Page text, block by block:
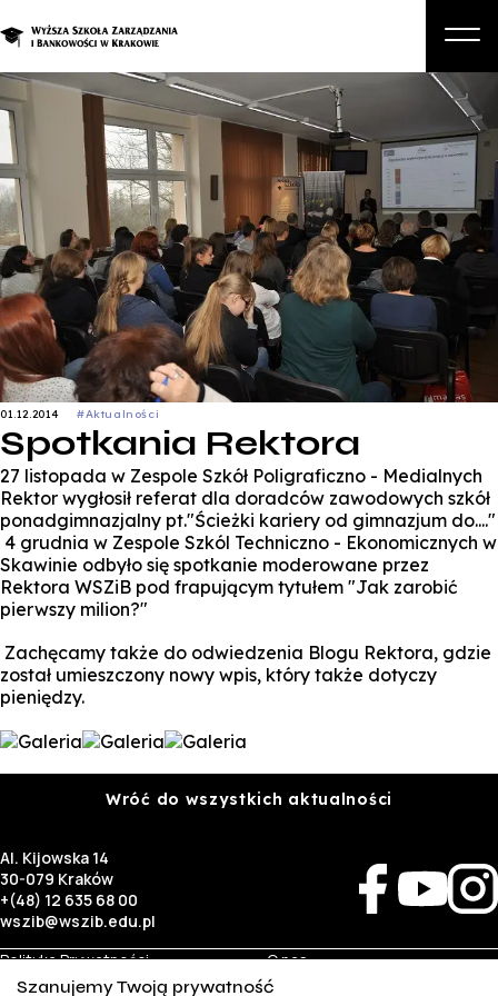
O nas
Studia
Studia podyplomowe i kursy
Kandydat
Student
Biznes
Zapisz się na studia
01.12.2014 #Aktualności
Spotkania Rektora
27 listopada w Zespole Szkół Poligraficzno - Medialnych
Rektor wygłosił referat dla doradców zawodowych szkół
ponadgimnazjalny pt."Ścieżki kariery od gimnazjum do...."
4 grudnia w Zespole Szkól Techniczno - Ekonomicznych w
Skawinie odbyło się spotkanie moderowane przez
Rektora WSZiB pod frapującym tytułem "Jak zarobić
pierwszy milion?"
Zachęcamy także do odwiedzenia Blogu Rektora, gdzie
został umieszczony nowy wpis, który także dotyczy
pieniędzy.
Wróć do wszystkich aktualności
Al. Kijowska 14
30-079 Kraków
+(48) 12 635 68 00
wszib@wszib.edu.pl
Polityka Prywatności
RODO
O nas
Rekrutacja
Szanujemy Twoją prywatność